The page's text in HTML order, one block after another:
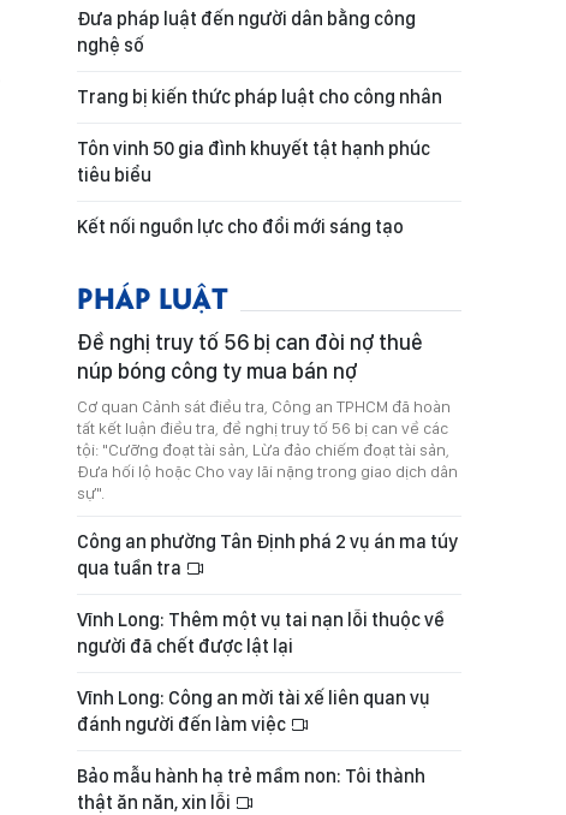
Đưa pháp luật đến người dân bằng công
nghệ số
Trang bị kiến thức pháp luật cho công nhân
Tôn vinh 50 gia đình khuyết tật hạnh phúc
tiêu biểu
Kết nối nguồn lực cho đổi mới sáng tạo
PHÁP LUẬT
Đề nghị truy tố 56 bị can đòi nợ thuê
núp bóng công ty mua bán nợ
Cơ quan Cảnh sát điều tra, Công an TPHCM đã hoàn
tất kết luận điều tra, đề nghị truy tố 56 bị can về các
tội: "Cưỡng đoạt tài sản, Lừa đảo chiếm đoạt tài sản,
Đưa hối lộ hoặc Cho vay lãi nặng trong giao dịch dân
sự".
Công an phường Tân Định phá 2 vụ án ma túy
qua tuần tra
Vĩnh Long: Thêm một vụ tai nạn lỗi thuộc về
người đã chết được lật lại
Vĩnh Long: Công an mời tài xế liên quan vụ
đánh người đến làm việc
Bảo mẫu hành hạ trẻ mầm non: Tôi thành
thật ăn năn, xin lỗi